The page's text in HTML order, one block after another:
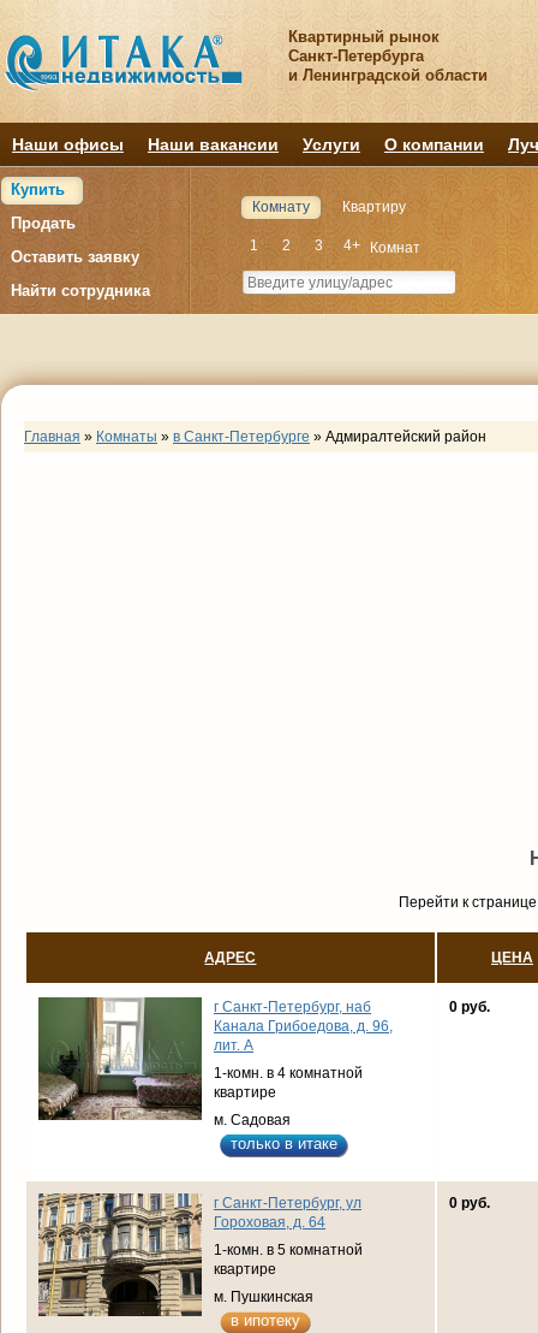
Квартирный рынок
Санкт-Петербурга
и Ленинградской области
Наши офисы Наши вакансии Услуги О компании
Купить
Продать
Оставить заявку
Найти сотрудника
Комнату Квартиру
1 2 3 4+ Комнат
Главная » Комнаты » в Санкт-Петербурге » Адмиралтейский район
Перейти к
АДРЕС ЦЕНА
г Санкт-Петербург, наб
Канала Грибоедова, д. 96,
лит. А
1-комн. в 4 комнатной
квартире
м. Садовая
только в итаке
0 руб.
г Санкт-Петербург, ул
Гороховая, д. 64
1-комн. в 5 комнатной
квартире
м. Пушкинская
в ипотеку
0 руб.